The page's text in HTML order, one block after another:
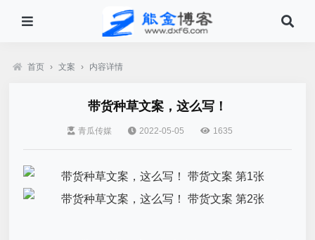
首页 › 文案 › 内容详情
带货种草文案，这么写！
青瓜传媒 2022-05-05 1635